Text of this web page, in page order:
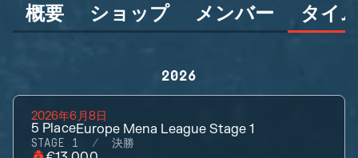
概要 ショップ メンバー タイ
2026
2026年6月8日
5 PlaceEurope Mena League Stage 1
STAGE 1 決勝